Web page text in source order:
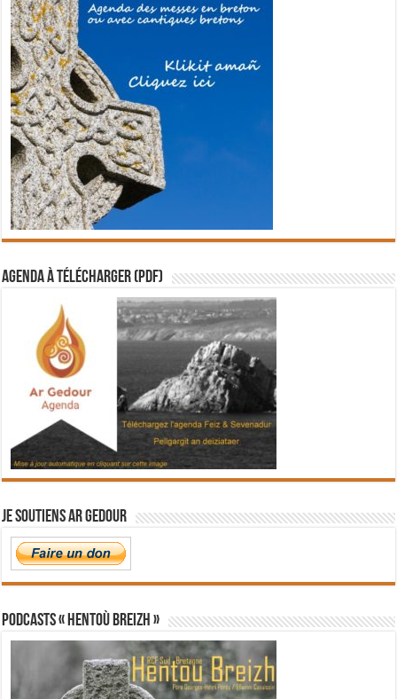
Agenda à télécharger (PDF)
Je soutiens Ar Gedour
PODCASTS « Hentoù Breizh »